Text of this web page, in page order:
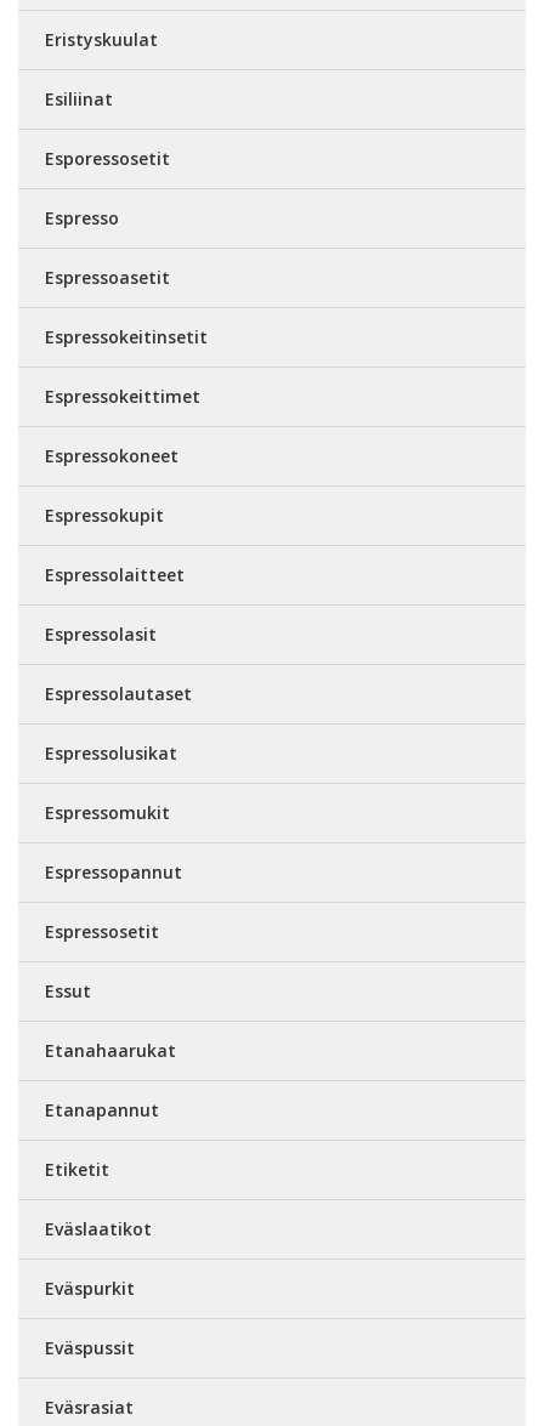
Eristyskuulat
Esiliinat
Esporessosetit
Espresso
Espressoasetit
Espressokeitinsetit
Espressokeittimet
Espressokoneet
Espressokupit
Espressolaitteet
Espressolasit
Espressolautaset
Espressolusikat
Espressomukit
Espressopannut
Espressosetit
Essut
Etanahaarukat
Etanapannut
Etiketit
Eväslaatikot
Eväspurkit
Eväspussit
Eväsrasiat